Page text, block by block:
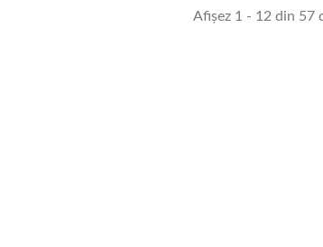
Afișez 1 - 12 din 57